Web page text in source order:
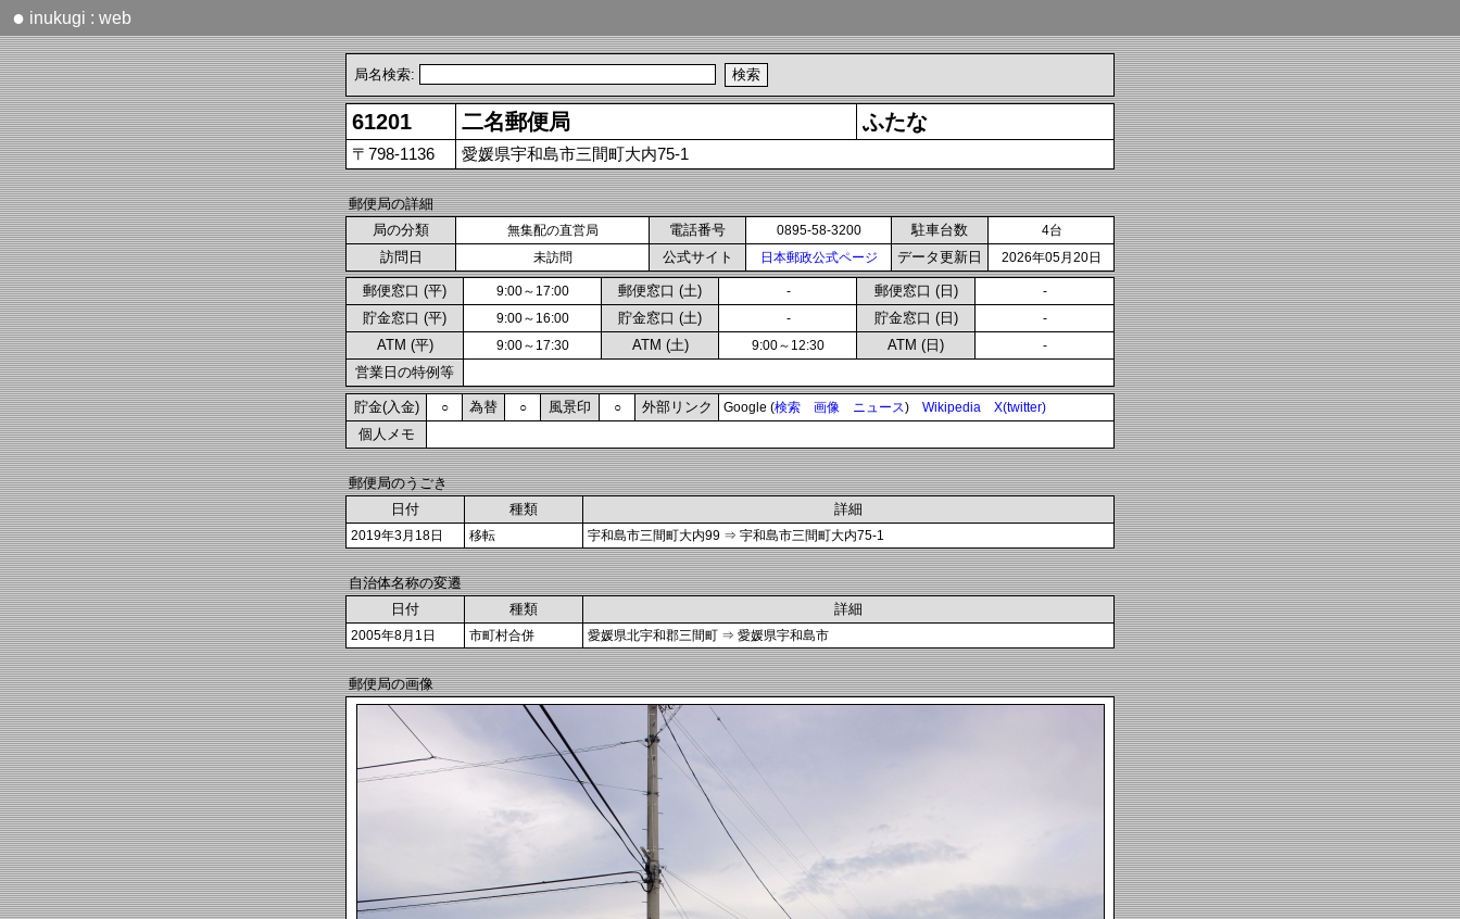
● inukugi : web
局名検索:
61201 二名郵便局 ふたな
〒798-1136 愛媛県宇和島市三間町大内75-1
郵便局の詳細
局の分類
無集配の直営局 電話番号 0895-58-3200 駐車台数 4台
訪問日 未訪問 公式サイト 日本郵政公式ページ データ更新日 2026年05月20日
郵便窓口 (平) 9:00～17:00 郵便窓口 (土) - 郵便窓口 (日) -
貯金窓口 (平) 9:00～16:00 貯金窓口 (土) - 貯金窓口 (日) -
ATM (平) 9:00～17:30 ATM (土) 9:00～12:30 ATM (日) -
営業日の特例等
貯金(入金) ○ 為替 ○ 風景印 ○ 外部リンク Google (検索 画像 ニュース) Wikipedia X(twitter)
個人メモ
郵便局のうごき
日付
種類 詳細
2019年3月18日 移転 宇和島市三間町大内99 ⇒ 宇和島市三間町大内75-1
自治体名称の変遷
日付
種類 詳細
2005年8月1日 市町村合併 愛媛県北宇和郡三間町 ⇒ 愛媛県宇和島市
郵便局の画像